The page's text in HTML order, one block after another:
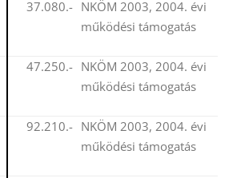
37.080.- NKÖM 2003, 2004. évi
működési támogatás
47.250.- NKÖM 2003, 2004. évi
működési támogatás
92.210.- NKÖM 2003, 2004. évi
működési támogatás